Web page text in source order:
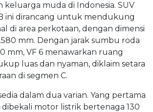
keluarga muda di Indonesia. SUV
ini dirancang untuk mendukung
di area perkotaan, dengan dimensi
mm. Dengan jarak sumbu roda
mm, VF 6 menawarkan ruang
luas dan nyaman, diklaim setara
di segmen C.
dalam dua varian. Yang pertama
dibekali motor listrik bertenaga 130